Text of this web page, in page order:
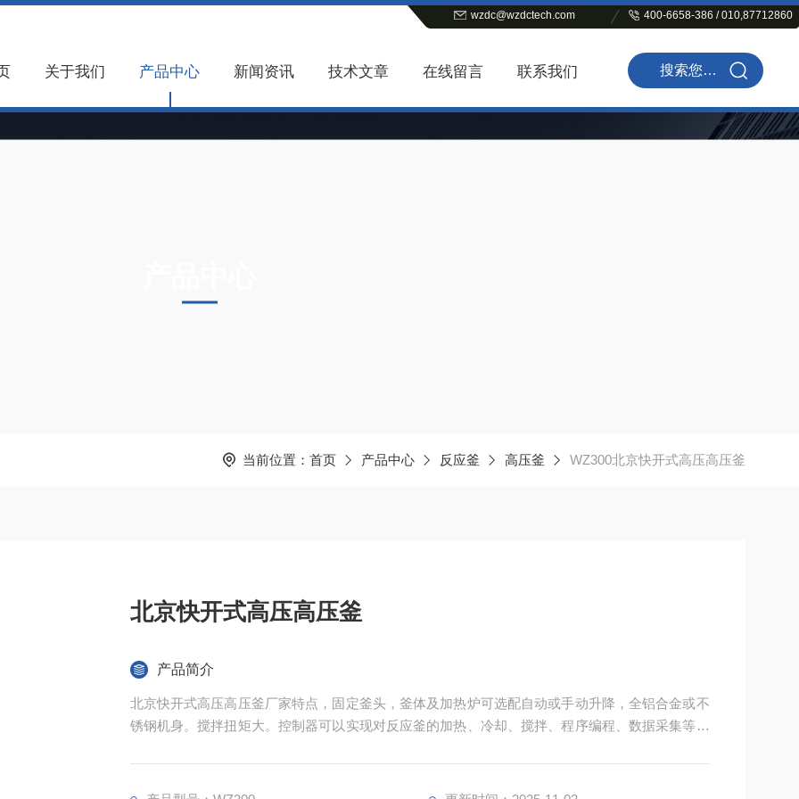
wzdc@wzdctech.com 400-6658-386 / 010,87712860
关于我们 产品中心 新闻资讯 技术文章 在线留言 联系我们
当前位置： 首页 产品中心 反应釜 高压釜 WZ300北京快开式高压高压釜
北京快开式高压高压釜
产品简介
北京快开式高压高压釜厂家特点，固定釜头，釜体及加热炉可选配自动或手动升降，全铝合金或不
锈钢机身。搅拌扭矩大。控制器可以实现对反应釜的加热、冷却、搅拌、程序编程、数据采集等诸